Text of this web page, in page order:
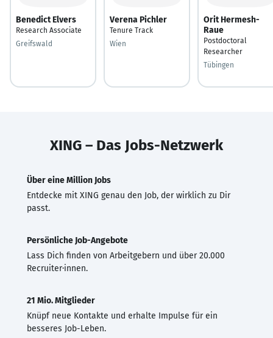
Benedict Elvers
Research Associate
Greifswald
Verena Pichler
Tenure Track
Wien
Orit Hermesh-
Raue
Postdoctoral
Researcher
Tübingen
XING – Das Jobs-Netzwerk
Über eine Million Jobs
Entdecke mit XING genau den Job, der wirklich zu Dir
passt.
Persönliche Job-Angebote
Lass Dich finden von Arbeitgebern und über 20.000
Recruiter·innen.
21 Mio. Mitglieder
Knüpf neue Kontakte und erhalte Impulse für ein
besseres Job-Leben.